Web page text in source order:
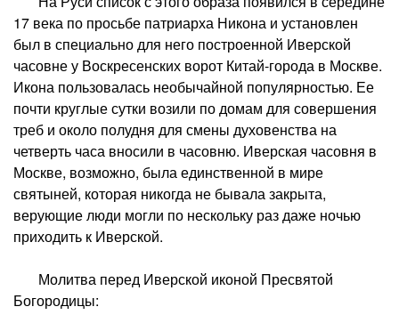
17 века по просьбе патриарха Никона и установлен
был в специально для него построенной Иверской
часовне у Воскресенских ворот Китай-города в Москве.
Икона пользовалась необычайной популярностью. Ее
почти круглые сутки возили по домам для совершения
треб и около полудня для смены духовенства на
четверть часа вносили в часовню. Иверская часовня в
Москве, возможно, была единственной в мире
святыней, которая никогда не бывала закрыта,
верующие люди могли по нескольку раз даже ночью
приходить к Иверской.
Молитва перед Иверской иконой Пресвятой
Богородицы: